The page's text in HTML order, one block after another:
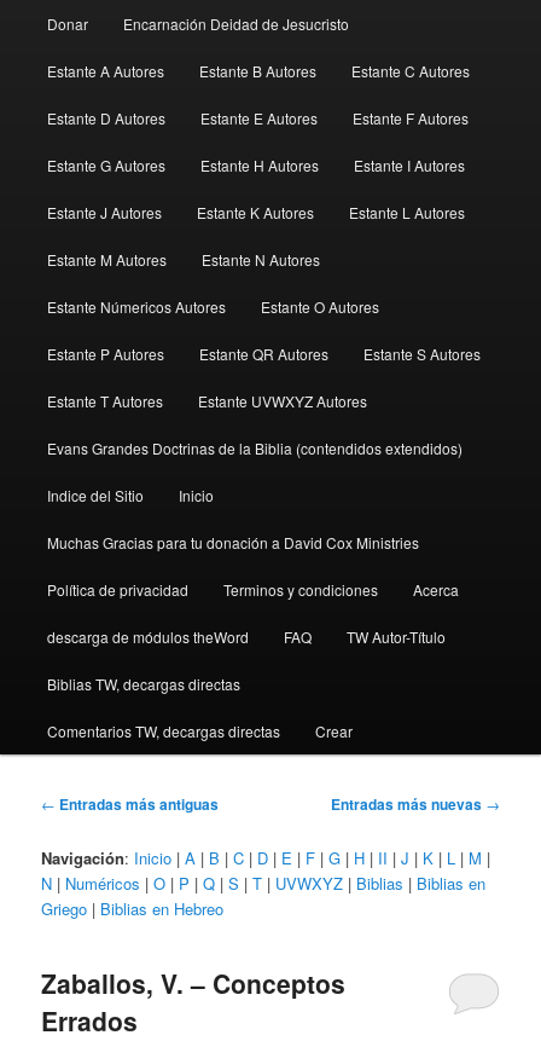
Donar Encarnación Deidad de Jesucristo
Estante A Autores Estante B Autores Estante C Autores
Estante D Autores Estante E Autores Estante F Autores
Estante G Autores Estante H Autores Estante I Autores
Estante J Autores Estante K Autores Estante L Autores
Estante M Autores Estante N Autores
Estante Númericos Autores Estante O Autores
Estante P Autores Estante QR Autores Estante S Autores
Estante T Autores Estante UVWXYZ Autores
Evans Grandes Doctrinas de la Biblia (contendidos extendidos)
Indice del Sitio Inicio
Muchas Gracias para tu donación a David Cox Ministries
Política de privacidad Terminos y condiciones Acerca
descarga de módulos theWord FAQ TW Autor-Título
Biblias TW, decargas directas
Comentarios TW, decargas directas Crear
Navegación
entradas
← Entradas más antiguas Entradas más nuevas →
Navigación: Inicio |A | B |C | D | E | F |G | H | II |J | K | L | M |
N | Numéricos |O | P |Q |S |T | UVWXYZ | Biblias | Biblias en
Griego | Biblias en Hebreo
Zaballos, V. – Conceptos
Errados